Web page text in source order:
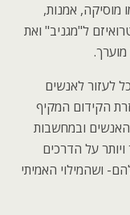
מוסיקה, אמנות,
ל"מגניב" ואת
לעזור לאנשים
הקידום המקיף
ובמחשבות
על הדרכים
ושהמילוי האמיתי